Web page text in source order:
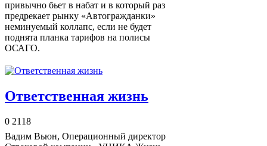
привычно бьет в набат и в который раз
предрекает рынку «Автогражданки»
неминуемый коллапс, если не будет
поднята планка тарифов на полисы
ОСАГО.
Ответственная жизнь
0 2118
Вадим Вьюн, Операционный директор